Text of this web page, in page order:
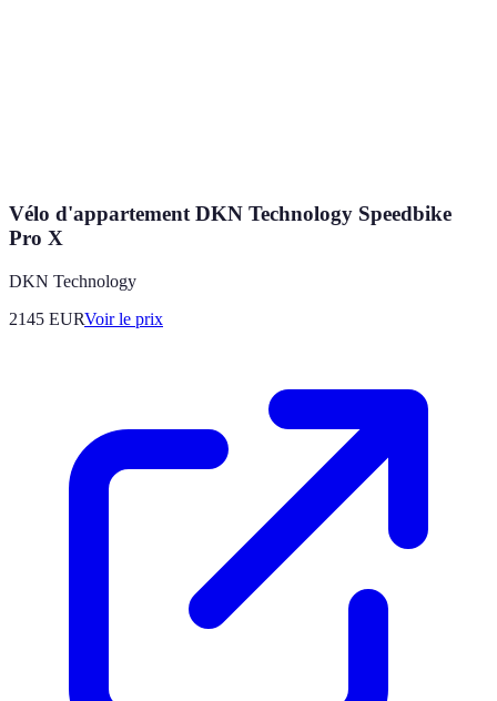
Vélo d'appartement DKN Technology Speedbike
Pro X
DKN Technology
2145 EURVoir le prix